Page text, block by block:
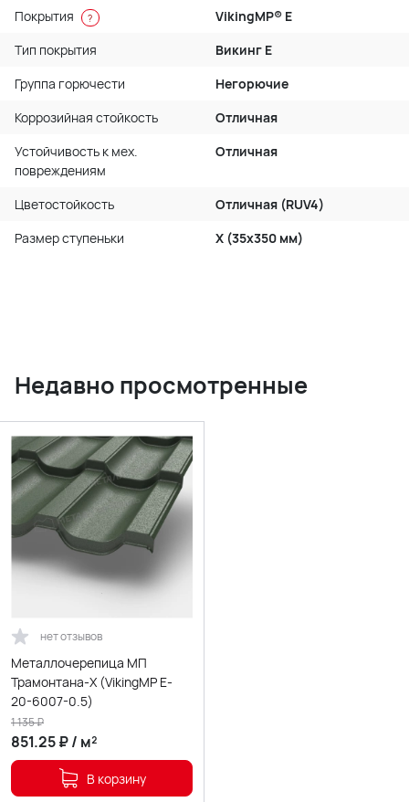
Покрытия ?
VikingMP® E
Тип покрытия
Викинг Е
Группа горючести
Негорючие
Коррозийная стойкость
Отличная
Устойчивость к мех.
повреждениям
Отличная
Цветостойкость
Отличная (RUV4)
Размер ступеньки
X (35x350 мм)
Недавно просмотренные
нет отзывов
Металлочерепица МП
Трамонтана-X (VikingMP E-
20-6007-0.5)
851.25₽/ м²
1 135₽
В корзину